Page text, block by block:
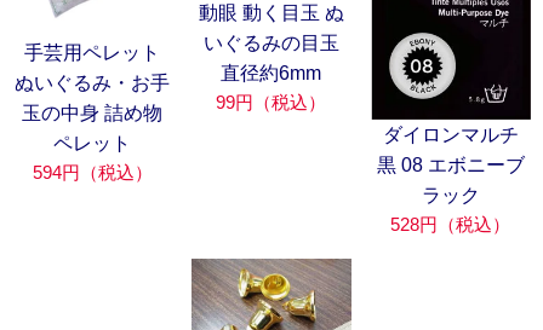
手芸用ペレット
ぬいぐるみ・お手
玉の中身 詰め物
ペレット
594円（税込）
動眼 動く目玉 ぬ
いぐるみの目玉
直径約6mm
99円（税込）
ダイロンマルチ
黒 08 エボニーブ
ラック
528円（税込）